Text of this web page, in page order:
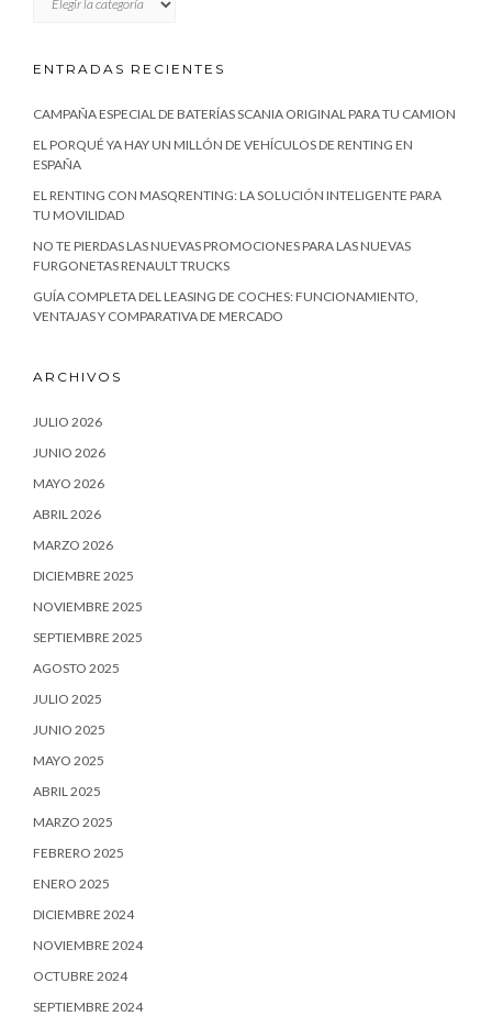
ENTRADAS RECIENTES
CAMPAÑA ESPECIAL DE BATERÍAS SCANIA ORIGINAL PARA TU CAMION
EL PORQUÉ YA HAY UN MILLÓN DE VEHÍCULOS DE RENTING EN
ESPAÑA
EL RENTING CON MASQRENTING: LA SOLUCIÓN INTELIGENTE PARA
TU MOVILIDAD
NO TE PIERDAS LAS NUEVAS PROMOCIONES PARA LAS NUEVAS
FURGONETAS RENAULT TRUCKS
GUÍA COMPLETA DEL LEASING DE COCHES: FUNCIONAMIENTO,
VENTAJAS Y COMPARATIVA DE MERCADO
ARCHIVOS
JULIO 2026
JUNIO 2026
MAYO 2026
ABRIL 2026
MARZO 2026
DICIEMBRE 2025
NOVIEMBRE 2025
SEPTIEMBRE 2025
AGOSTO 2025
JULIO 2025
JUNIO 2025
MAYO 2025
ABRIL 2025
MARZO 2025
FEBRERO 2025
ENERO 2025
DICIEMBRE 2024
NOVIEMBRE 2024
OCTUBRE 2024
SEPTIEMBRE 2024